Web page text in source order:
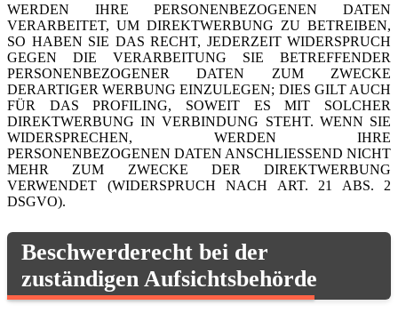
WERDEN IHRE PERSONENBEZOGENEN DATEN
VERARBEITET, UM DIREKTWERBUNG ZU BETREIBEN,
SO HABEN SIE DAS RECHT, JEDERZEIT WIDERSPRUCH
GEGEN DIE VERARBEITUNG SIE BETREFFENDER
PERSONENBEZOGENER DATEN ZUM ZWECKE
DERARTIGER WERBUNG EINZULEGEN; DIES GILT AUCH
FÜR DAS PROFILING, SOWEIT ES MIT SOLCHER
DIREKTWERBUNG IN VERBINDUNG STEHT. WENN SIE
WIDERSPRECHEN, WERDEN IHRE
PERSONENBEZOGENEN DATEN ANSCHLIESSEND NICHT
MEHR ZUM ZWECKE DER DIREKTWERBUNG
VERWENDET (WIDERSPRUCH NACH ART. 21 ABS. 2
DSGVO).
Beschwerde­recht bei der
zuständigen Aufsichts­behörde